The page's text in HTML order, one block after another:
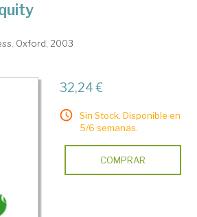
Oxford, 2003
32,24 €
Sin Stock. Disponible en
5/6 semanas.
COMPRAR